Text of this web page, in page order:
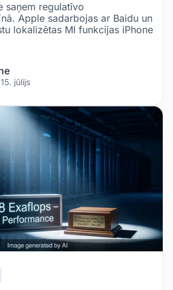
saņem regulatīvo
Apple sadarbojas ar Baidu un
lokalizētas MI funkcijas iPhone
jūlijs